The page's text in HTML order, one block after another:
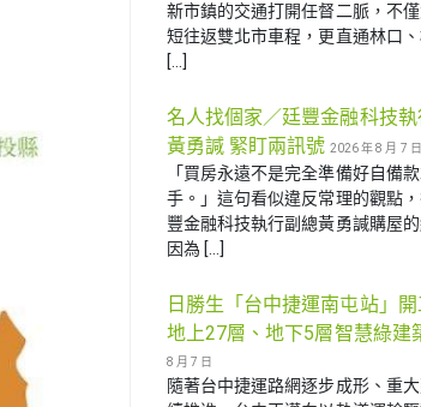
新市鎮的交通打開任督二脈，不
短往返雙北市車程，更直通林口
[…]
名人找個家／廷豐金融科技
黃勇諴 緊盯兩訊號 2026 年 8 月 7 日
「買房永遠不是完全準備好自備
手。」這句看似違反常理的觀點
豐金融科技執行副總黃勇諴購屋的
因為 […]
日勝生「台中捷運南屯站」
地上27層、地下5層智慧綠建
8 月 7 日
隨著台中捷運路網逐步成形、重